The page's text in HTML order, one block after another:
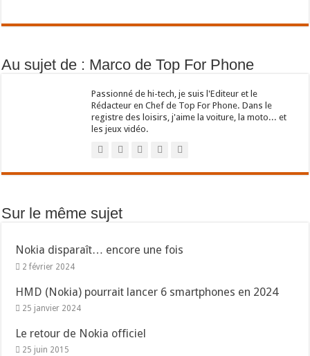
Au sujet de : Marco de Top For Phone
Passionné de hi-tech, je suis l'Editeur et le
Rédacteur en Chef de Top For Phone. Dans le
registre des loisirs, j'aime la voiture, la moto... et
les jeux vidéo.
Sur le même sujet
Nokia disparaît… encore une fois
2 février 2024
HMD (Nokia) pourrait lancer 6 smartphones en 2024
25 janvier 2024
Le retour de Nokia officiel
25 juin 2015